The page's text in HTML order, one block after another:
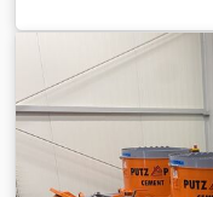
siurblinė skirta
ar panašių medžiagų
mūro skiedinio ar
transportavimui ir
kur betoną sunku
reikia transportuoti
statybos aikštelės.